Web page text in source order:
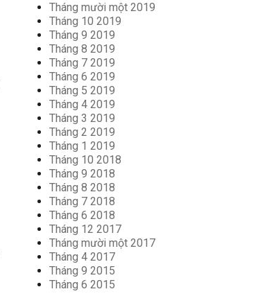
Tháng mười một 2019
Tháng 10 2019
Tháng 9 2019
Tháng 8 2019
Tháng 7 2019
Tháng 6 2019
Tháng 5 2019
Tháng 4 2019
Tháng 3 2019
Tháng 2 2019
Tháng 1 2019
Tháng 10 2018
Tháng 9 2018
Tháng 8 2018
Tháng 7 2018
Tháng 6 2018
Tháng 12 2017
Tháng mười một 2017
Tháng 4 2017
Tháng 9 2015
Tháng 6 2015